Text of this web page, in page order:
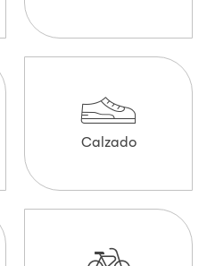
Calzado